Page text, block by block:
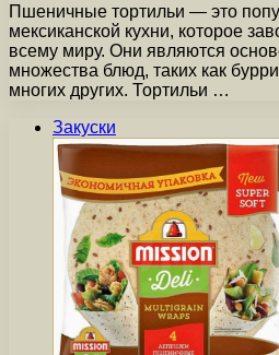
Пшеничные тортильи — это
мексиканской кухни, которое
всему миру. Они являются
множества блюд, таких как
многих других. Тортильи …
Закуски